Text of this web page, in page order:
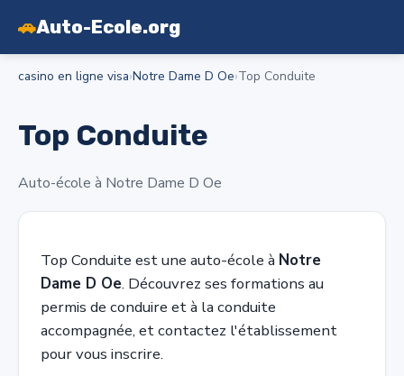
🚗Auto-Ecole.org
casino en ligne visa›Notre Dame D Oe›Top Conduite
Top Conduite
Auto-école à Notre Dame D Oe
Top Conduite est une auto-école à Notre
Dame D Oe. Découvrez ses formations au
permis de conduire et à la conduite
accompagnée, et contactez l'établissement
pour vous inscrire.